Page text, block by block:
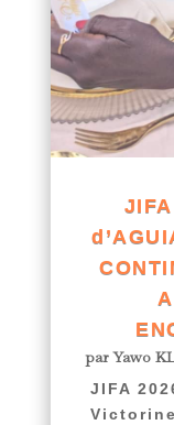
parYawo
JIFA
Victorine